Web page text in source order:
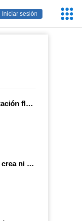
Iniciar sesión
"Coheté": ¡Levitación flamígera!
La energía ni se crea ni se destruye... ¡se experimenta! El Tierno en la Feria Madrid es Ciencia 2026